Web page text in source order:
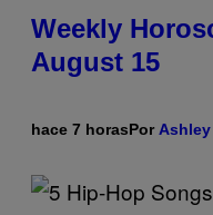
Weekly
August 15
hace 7 horasPor